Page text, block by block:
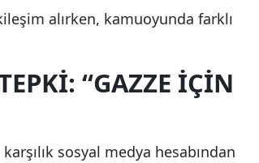
alırken, kamuoyunda farklı
“GAZZE İÇIN
sosyal medya hesabından